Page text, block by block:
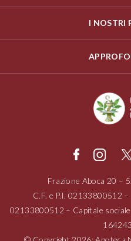
I NOSTRI
Frazione Aboca 20 –
C.F. e P.I.02133800512 –
02133800512 – Capitale